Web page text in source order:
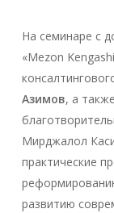
На семинаре с
«Mezon
Азимов, а
Мирджалол
практические
развитию